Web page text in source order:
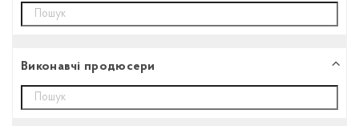
Виконавчі продюсери